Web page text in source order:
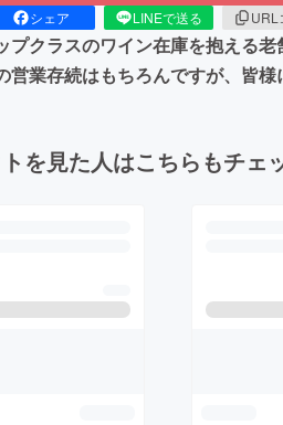
シェア LINEで送る URL
プクラスのワイン在庫を抱える
営業存続はもちろんですが、皆
を見た人はこちらもチェ